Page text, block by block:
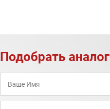
Подобрать аналог